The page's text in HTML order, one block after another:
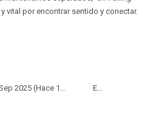
vital por encontrar sentido y conectar.
(Hace 10 meses y 19 días) Estreno